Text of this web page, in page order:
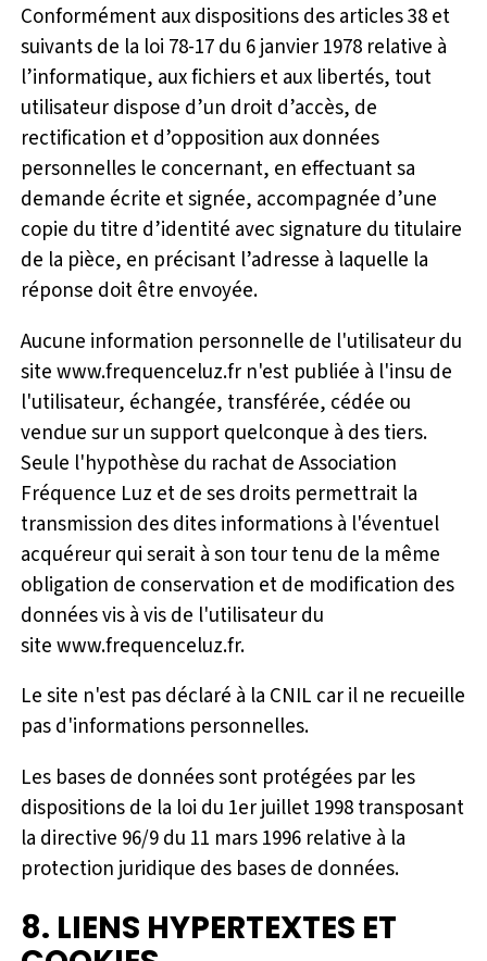
Conformément aux dispositions des articles 38 et
suivants de la loi 78-17 du 6 janvier 1978 relative à
l’informatique, aux fichiers et aux libertés, tout
utilisateur dispose d’un droit d’accès, de
rectification et d’opposition aux données
personnelles le concernant, en effectuant sa
demande écrite et signée, accompagnée d’une
copie du titre d’identité avec signature du titulaire
de la pièce, en précisant l’adresse à laquelle la
réponse doit être envoyée.
Aucune information personnelle de l'utilisateur du
site www.frequenceluz.fr n'est publiée à l'insu de
l'utilisateur, échangée, transférée, cédée ou
vendue sur un support quelconque à des tiers.
Seule l'hypothèse du rachat de Association
Fréquence Luz et de ses droits permettrait la
transmission des dites informations à l'éventuel
acquéreur qui serait à son tour tenu de la même
obligation de conservation et de modification des
données vis à vis de l'utilisateur du
site www.frequenceluz.fr.
Le site n'est pas déclaré à la CNIL car il ne recueille
pas d'informations personnelles.
Les bases de données sont protégées par les
dispositions de la loi du 1er juillet 1998 transposant
la directive 96/9 du 11 mars 1996 relative à la
protection juridique des bases de données.
8. LIENS HYPERTEXTES ET